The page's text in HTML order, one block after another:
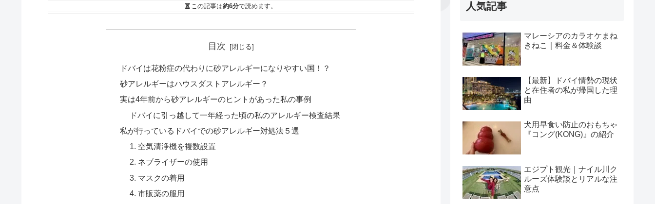
この記事は約6分で読めます。
目次
ドバイは花粉症の代わりに砂アレルギーになりやすい国！？
砂アレルギーはハウスダストアレルギー？
実は4年前から砂アレルギーのヒントがあった私の事例
ドバイに引っ越して一年経った頃の私のアレルギー検査結果
私が行っているドバイでの砂アレルギー対処法５選
1. 空気清浄機を複数設置
2. ネブライザーの使用
3. マスクの着用
4. 市販薬の服用
人気記事
マレーシアのカラオケまね
きねこ｜料金＆体験談
【最新】ドバイ情勢の現状
と在住者の私が帰国した理
由
犬用早食い防止のおもちゃ
『コング(KONG)』の紹介
エジプト観光｜ナイル川ク
ルーズ体験談とリアルな注
意点